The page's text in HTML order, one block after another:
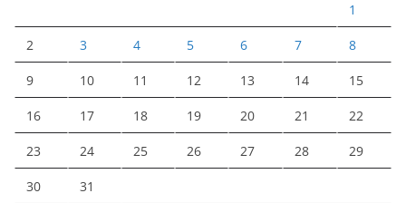
1
2 3 4 5 6 7 8
9 10 11 12 13 14 15
16 17 18 19 20 21 22
23 24 25 26 27 28 29
30 31